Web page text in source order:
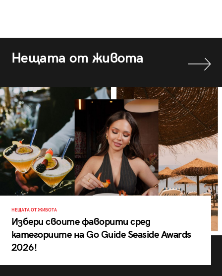
Нещата от живота
НЕЩАТА ОТ ЖИВОТА
Избери своите фаворити сред
категориите на Go Guide Seaside Awards
2026!